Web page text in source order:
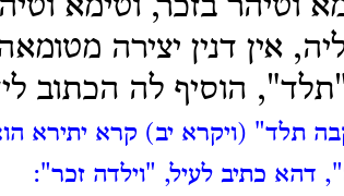
וטיהר בזכר, וטימא
אין דנין יצירה
הוסיף לה הכתוב
תלד" (ויקרא יב) קרא יתירא
דהא כתיב לעיל, "וילדה זכר":